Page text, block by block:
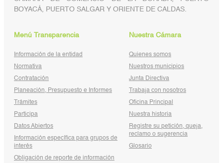
BOYACÁ, PUERTO SALGAR Y ORIENTE DE CALDAS.
Menú Transparencia
Información de la entidad
Normativa
Contratación
Planeación, Presupuesto e Informes
Trámites
Participa
Datos Abiertos
Información específica para grupos de
interés
Obligación de reporte de información
Nuestra Cámara
Quienes somos
Nuestros municipios
Junta Directiva
Trabaja con nosotros
Oficina Principal
Nuestra historia
Registre su petición, queja,
reclamo o sugerencia
Glosario